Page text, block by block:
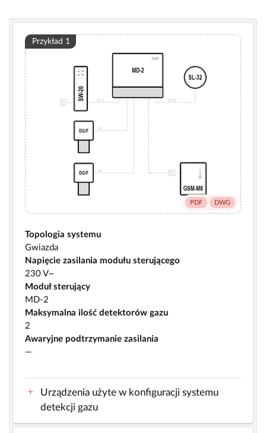
Przykład 1
PDF DWG
Topologia systemu
Gwiazda
Napięcie zasilania modułu sterującego
230 V~
Moduł sterujący
MD-2
Maksymalna ilość detektorów gazu
2
Awaryjne podtrzymanie zasilania
—
Urządzenia użyte w konfiguracji systemu
detekcji gazu